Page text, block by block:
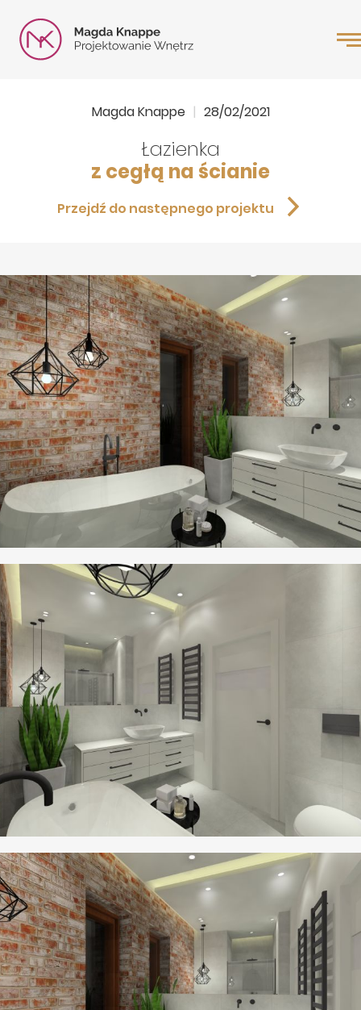
Magda Knappe 28/02/2021
Łazienka
z cegłą na ścianie
Przejdź do następnego projektu